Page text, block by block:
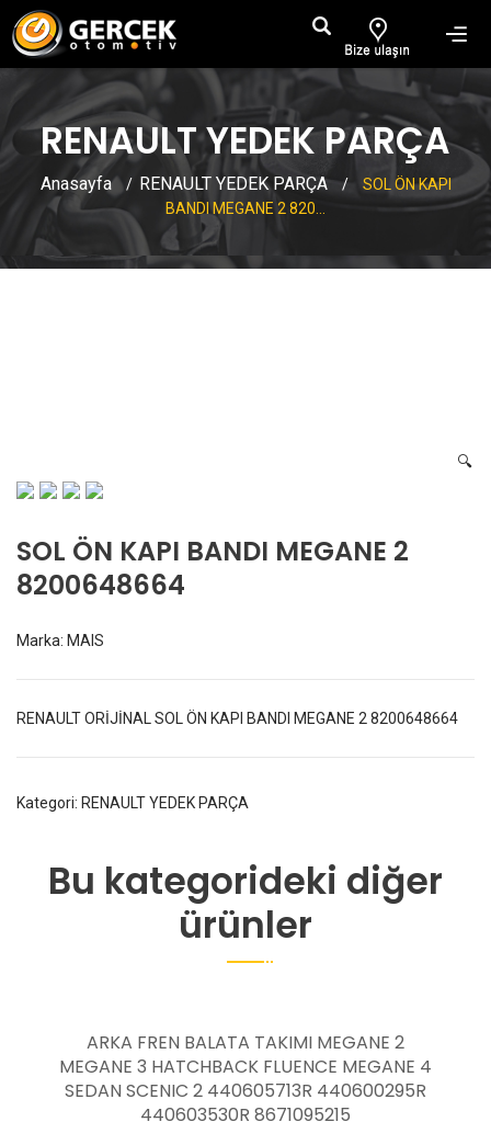
RENAULT YEDEK PARÇA
Anasayfa / RENAULT YEDEK PARÇA /
SOL ÖN KAPI
BANDI MEGANE 2 820...
🔍
SOL ÖN KAPI BANDI MEGANE 2
8200648664
Marka: MAIS
RENAULT ORİJİNAL SOL ÖN KAPI BANDI MEGANE 2 8200648664
Kategori: RENAULT YEDEK PARÇA
Bu kategorideki diğer
ürünler
4
EDC OTOMATİK ŞANZIMAN YAĞI MOTUL
DCTF 1 LİTRE 7711428122 MEGANE 3
SCENIC 3